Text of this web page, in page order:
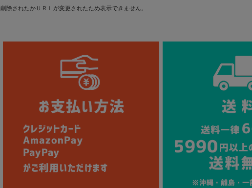
削除されたかＵＲＬが変更されたため表示できません。